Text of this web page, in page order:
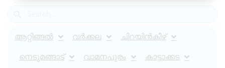
ആറ്റിങ്ങൽ വർക്കല ചിറയിൻകീഴ്
നെടുമങ്ങാട് വാമനപുരം കാട്ടാക്കട